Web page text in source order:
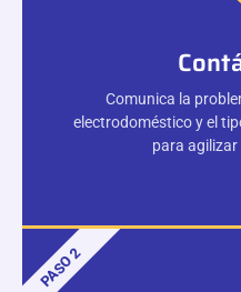
Comunica la
electrodoméstico y el
para
PASO 2